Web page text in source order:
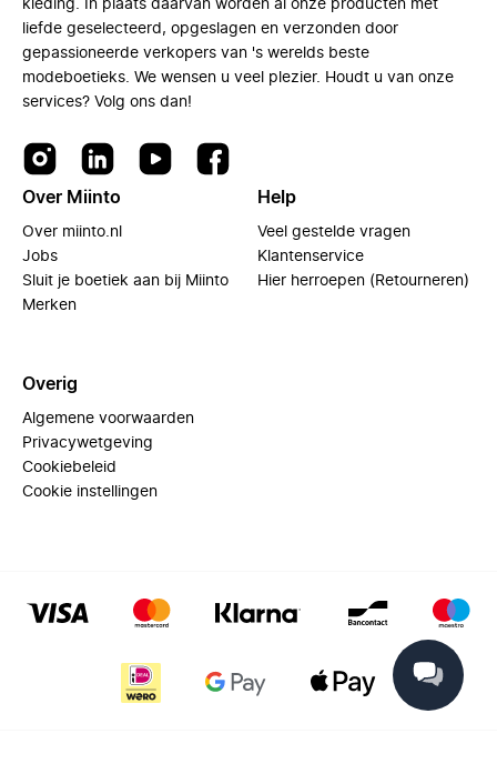
kleding. In plaats daarvan worden al onze producten met
liefde geselecteerd, opgeslagen en verzonden door
gepassioneerde verkopers van 's werelds beste
modeboetieks. We wensen u veel plezier. Houdt u van onze
services? Volg ons dan!
Over Miinto
Over miinto.nl
Jobs
Sluit je boetiek aan bij Miinto
Merken
Help
Veel gestelde vragen
Klantenservice
Hier herroepen (Retourneren)
Overig
Algemene voorwaarden
Privacywetgeving
Cookiebeleid
Cookie instellingen